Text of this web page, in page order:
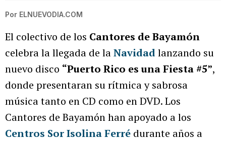
Por ELNUEVODIA.COM
El colectivo de los Cantores de Bayamón
celebra la llegada de laNavidadlanzando su
nuevo disco “Puerto Rico es una Fiesta #5”,
donde presentaran su rítmica y sabrosa
música tanto en CD como en DVD. Los
Cantores de Bayamón han apoyado a los
Centros Sor Isolina Ferré durante años a